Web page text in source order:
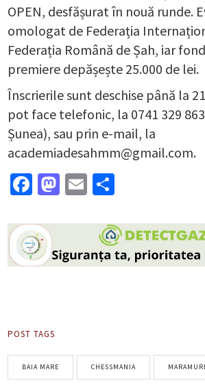
OPEN, desfășurat în nouă runde.
omologat de Federația
Federația Română de Șah, iar
premiere depășește 25.000 de lei.
Înscrierile sunt deschise până la
pot face telefonic, la 0741 329
Șunea), sau prin e-mail, la
academiadesahmm@gmail.com.
Facebook
Mastodon
Email
POST TAGS
BAIA MARE CHESSMANIA